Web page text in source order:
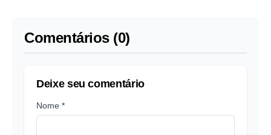
Comentários (0)
Deixe seu comentário
Nome *